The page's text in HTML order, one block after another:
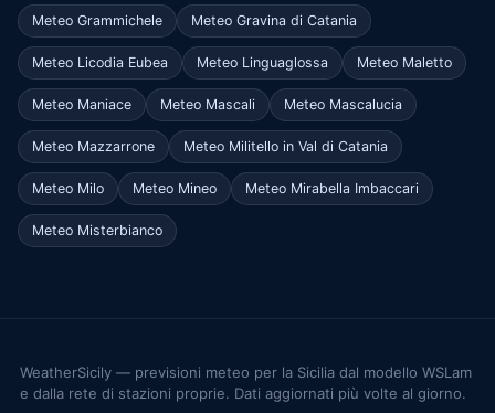
Meteo Grammichele Meteo Gravina di Catania
Meteo Licodia Eubea Meteo Linguaglossa Meteo Maletto
Meteo Maniace Meteo Mascali Meteo Mascalucia
Meteo Mazzarrone Meteo Militello in Val di Catania
Meteo Milo Meteo Mineo Meteo Mirabella Imbaccari
Meteo Misterbianco
WeatherSicily — previsioni meteo per la Sicilia dal modello WSLam
e dalla rete di stazioni proprie. Dati aggiornati più volte al giorno.